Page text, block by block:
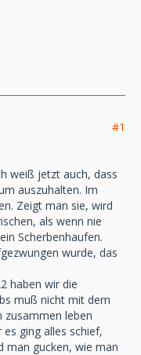
#1
weiß jetzt auch, dass
auszuhalten. Im
Zeigt man sie, wird
als wenn nie
Scherbenhaufen.
wurde, das
haben wir die
muß nicht mit dem
zusammen leben
ging alles schief,
man gucken, wie man